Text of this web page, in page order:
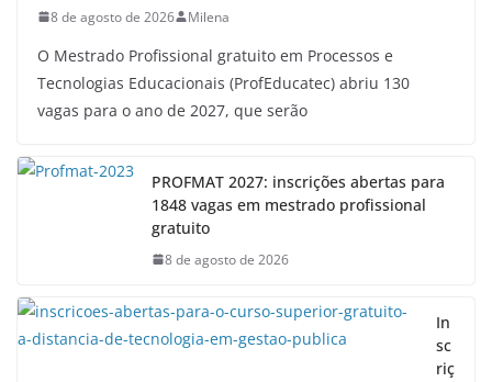
8 de agosto de 2026 Milena
O Mestrado Profissional gratuito em Processos e
Tecnologias Educacionais (ProfEducatec) abriu 130
vagas para o ano de 2027, que serão
PROFMAT 2027: inscrições abertas para
1848 vagas em mestrado profissional
gratuito
8 de agosto de 2026
In
sc
riç